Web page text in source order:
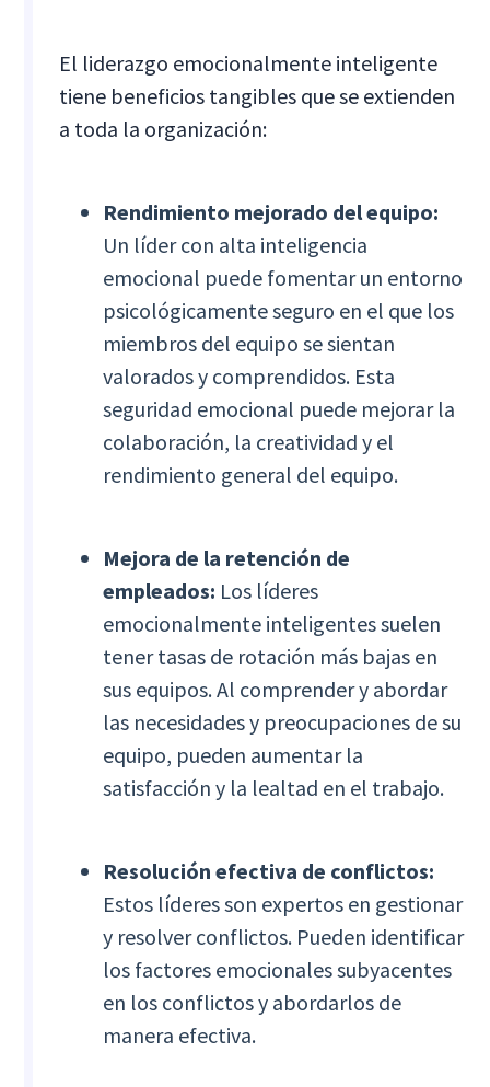
El liderazgo emocionalmente inteligente
tiene beneficios tangibles que se extienden
a toda la organización:
Rendimiento mejorado del equipo:
Un líder con alta inteligencia
emocional puede fomentar un entorno
psicológicamente seguro en el que los
miembros del equipo se sientan
valorados y comprendidos. Esta
seguridad emocional puede mejorar la
colaboración, la creatividad y el
rendimiento general del equipo.
Mejora de la retención de
empleados: Los líderes
emocionalmente inteligentes suelen
tener tasas de rotación más bajas en
sus equipos. Al comprender y abordar
las necesidades y preocupaciones de su
equipo, pueden aumentar la
satisfacción y la lealtad en el trabajo.
Resolución efectiva de conflictos:
Estos líderes son expertos en gestionar
y resolver conflictos. Pueden identificar
los factores emocionales subyacentes
en los conflictos y abordarlos de
manera efectiva.